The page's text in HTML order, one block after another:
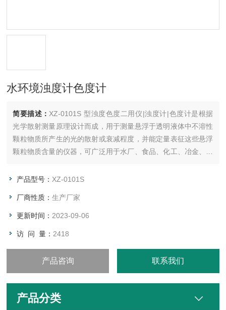
水环境浊度计色度计
简要描述： XZ-0101S 型浊度色度二用仪|浊度计|色度计是根据
光学散射测量原理设计而成，用于测量悬浮于透明液体中不溶性
颗粒物质所产生的光的散射或衰减程度，并能定量表征这些悬浮
颗粒物质含量的仪器，可广泛用于水厂、食品、化工、冶金、环
备。XZ-0101S水质分析仪适用于水厂监测用水的浊度、色度检
产品型号： XZ-0101S
厂商性质：生产厂家
更新时间： 2023-09-06
访 问 量： 2418
产品咨询 联系我们
产品分类